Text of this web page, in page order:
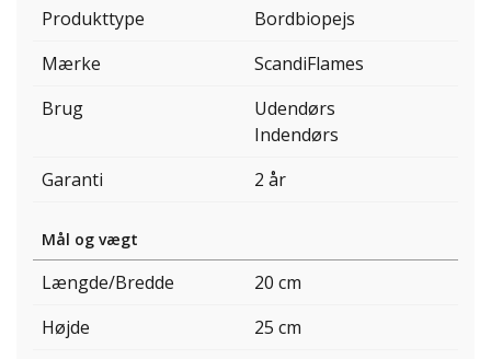
Produkttype
Bordbiopejs
Mærke
ScandiFlames
Brug
Udendørs
Indendørs
Garanti
2 år
Mål og vægt
Længde/Bredde
20 cm
Højde
25 cm